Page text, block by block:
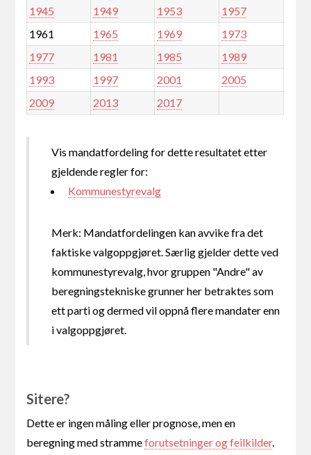
1945 1949 1953
1957
1961
1965 1969
1973
1977
1981 1985
1989
1993
1997 2001
2005
2009
2013 2017
Vis mandatfordeling for dette resultatet etter
gjeldende regler for:
Kommunestyrevalg
Merk: Mandatfordelingen kan avvike fra det
faktiske valgoppgjøret. Særlig gjelder dette ved
kommunestyrevalg, hvor gruppen "Andre" av
beregningstekniske grunner her betraktes som
ett parti og dermed vil oppnå flere mandater enn
i valgoppgjøret.
Sitere?
Dette er ingen måling eller prognose, men en
beregning med strammeforutsetninger og feilkilder.